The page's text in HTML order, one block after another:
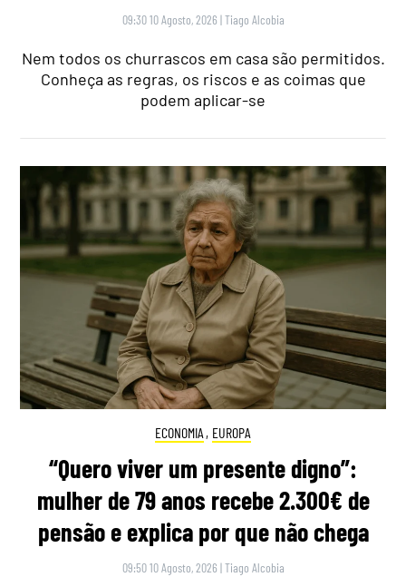
09:30 10 Agosto, 2026 |Tiago Alcobia
Nem todos os churrascos em casa são permitidos.
Conheça as regras, os riscos e as coimas que
podem aplicar-se
ECONOMIA , EUROPA
“Quero viver um presente digno”:
mulher de 79 anos recebe 2.300€ de
pensão e explica por que não chega
09:50 10 Agosto, 2026 |Tiago Alcobia